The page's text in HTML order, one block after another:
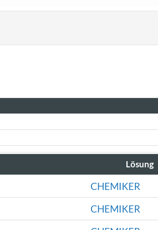
Lösung
CHEMIKER
CHEMIKER